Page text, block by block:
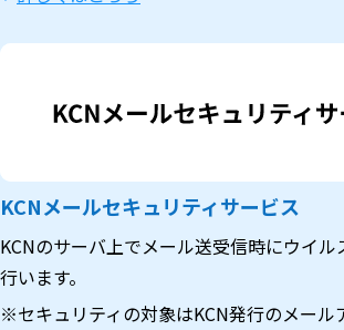
KCNメールセキュリティサービス
KCNのサーバ上でメール送受信時にウイル
行います。
※セキュリティの対象はKCN発行のメール